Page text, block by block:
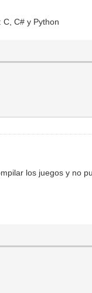
C# y Python
los juegos y no